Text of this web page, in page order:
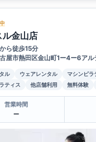
ル金山店
ら徒歩15分
屋市熱田区金山町1ー4ー6ア
ル ウェアレンタル
マシンピラ
ティス
他店舗利用 無料体験
営業時間
ー